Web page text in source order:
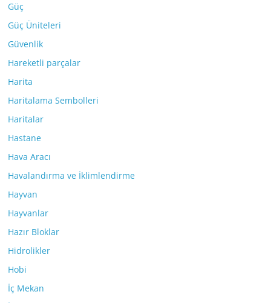
Güç
Güç Üniteleri
Güvenlik
Hareketli parçalar
Harita
Haritalama Sembolleri
Haritalar
Hastane
Hava Aracı
Havalandırma ve İklimlendirme
Hayvan
Hayvanlar
Hazır Bloklar
Hidrolikler
Hobi
İç Mekan